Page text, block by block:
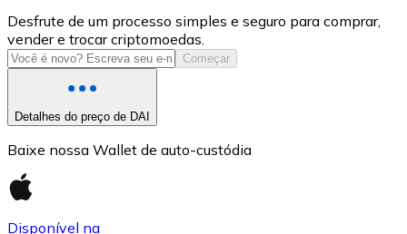
USD Coin
USDC
Desfrute de um processo simples e seguro para comprar,
vender e trocar criptomoedas.
Começar
Detalhes do preço de DAI
Baixe nossa Wallet de auto-custódia
Disponível na